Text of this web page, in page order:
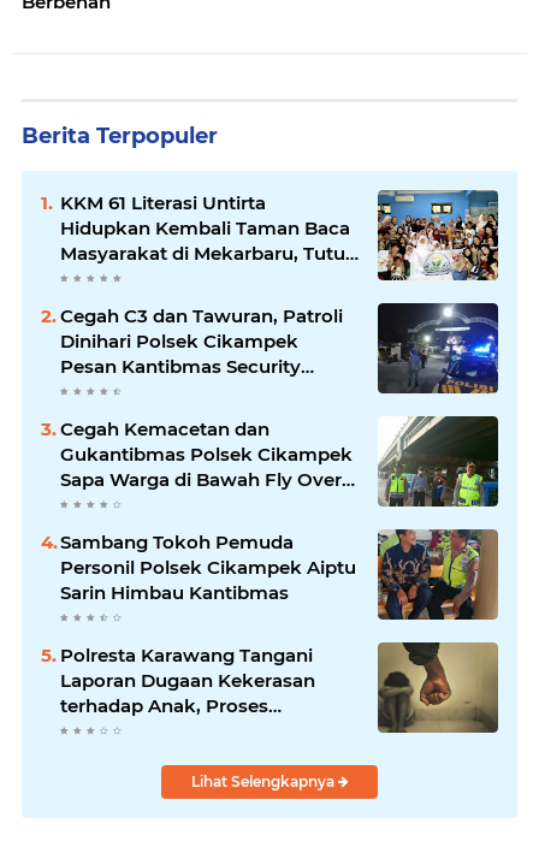
Berita Terpopuler
KKM 61 Literasi Untirta
Hidupkan Kembali Taman Baca
Masyarakat di Mekarbaru, Tutup
Program dengan Festival
Literasi
Cegah C3 dan Tawuran, Patroli
Dinihari Polsek Cikampek
Pesan Kantibmas Security
Perumahan
Cegah Kemacetan dan
Gukantibmas Polsek Cikampek
Sapa Warga di Bawah Fly Over
Cikampek
Sambang Tokoh Pemuda
Personil Polsek Cikampek Aiptu
Sarin Himbau Kantibmas
Polresta Karawang Tangani
Laporan Dugaan Kekerasan
terhadap Anak, Proses
Penyelidikan Dilakukan Satres
Lihat Selengkapnya